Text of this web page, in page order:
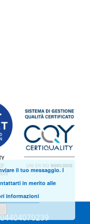
il tuo messaggio. I
in merito alle
informazioni